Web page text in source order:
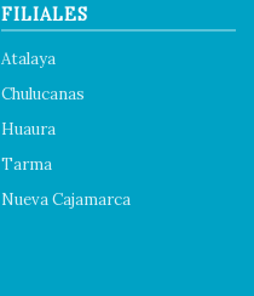
FILIALES
Atalaya
Chulucanas
Huaura
Tarma
Nueva Cajamarca